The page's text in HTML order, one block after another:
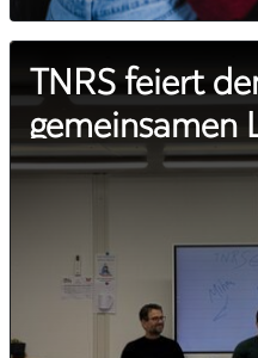
TNRS feiert
gemeinsamen
Treffen mit